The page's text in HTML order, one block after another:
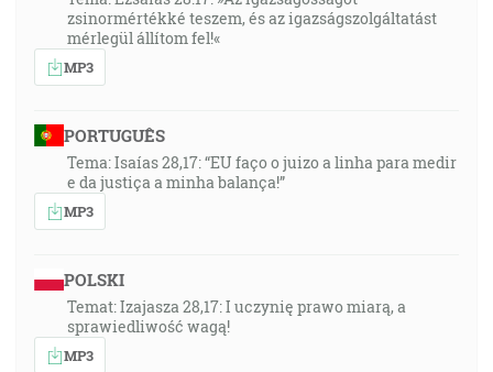
zsinormértékké teszem, és az igazságszolgáltatást
mérlegül állítom fel!«
MP3
PORTUGUÊS
Tema: Isaías 28,17: “EU faço o juizo a linha para medir
e da justiça a minha balança!”
MP3
POLSKI
Temat: Izajasza 28,17: I uczynię prawo miarą, a
sprawiedliwość wagą!
MP3